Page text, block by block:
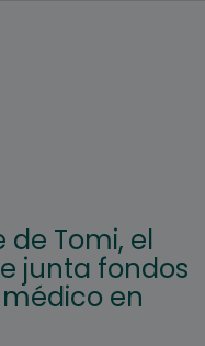
Tomi, el
junta fondos
en